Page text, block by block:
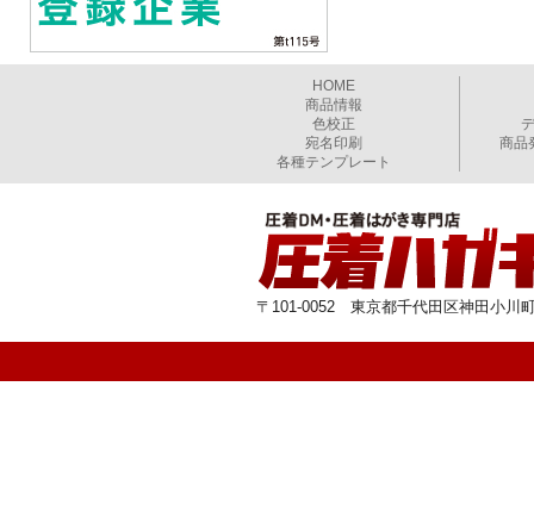
HOME
商品情報
色校正
宛名印刷
各種テンプレート
商品
〒101-0052 東京都千代田区神田小川